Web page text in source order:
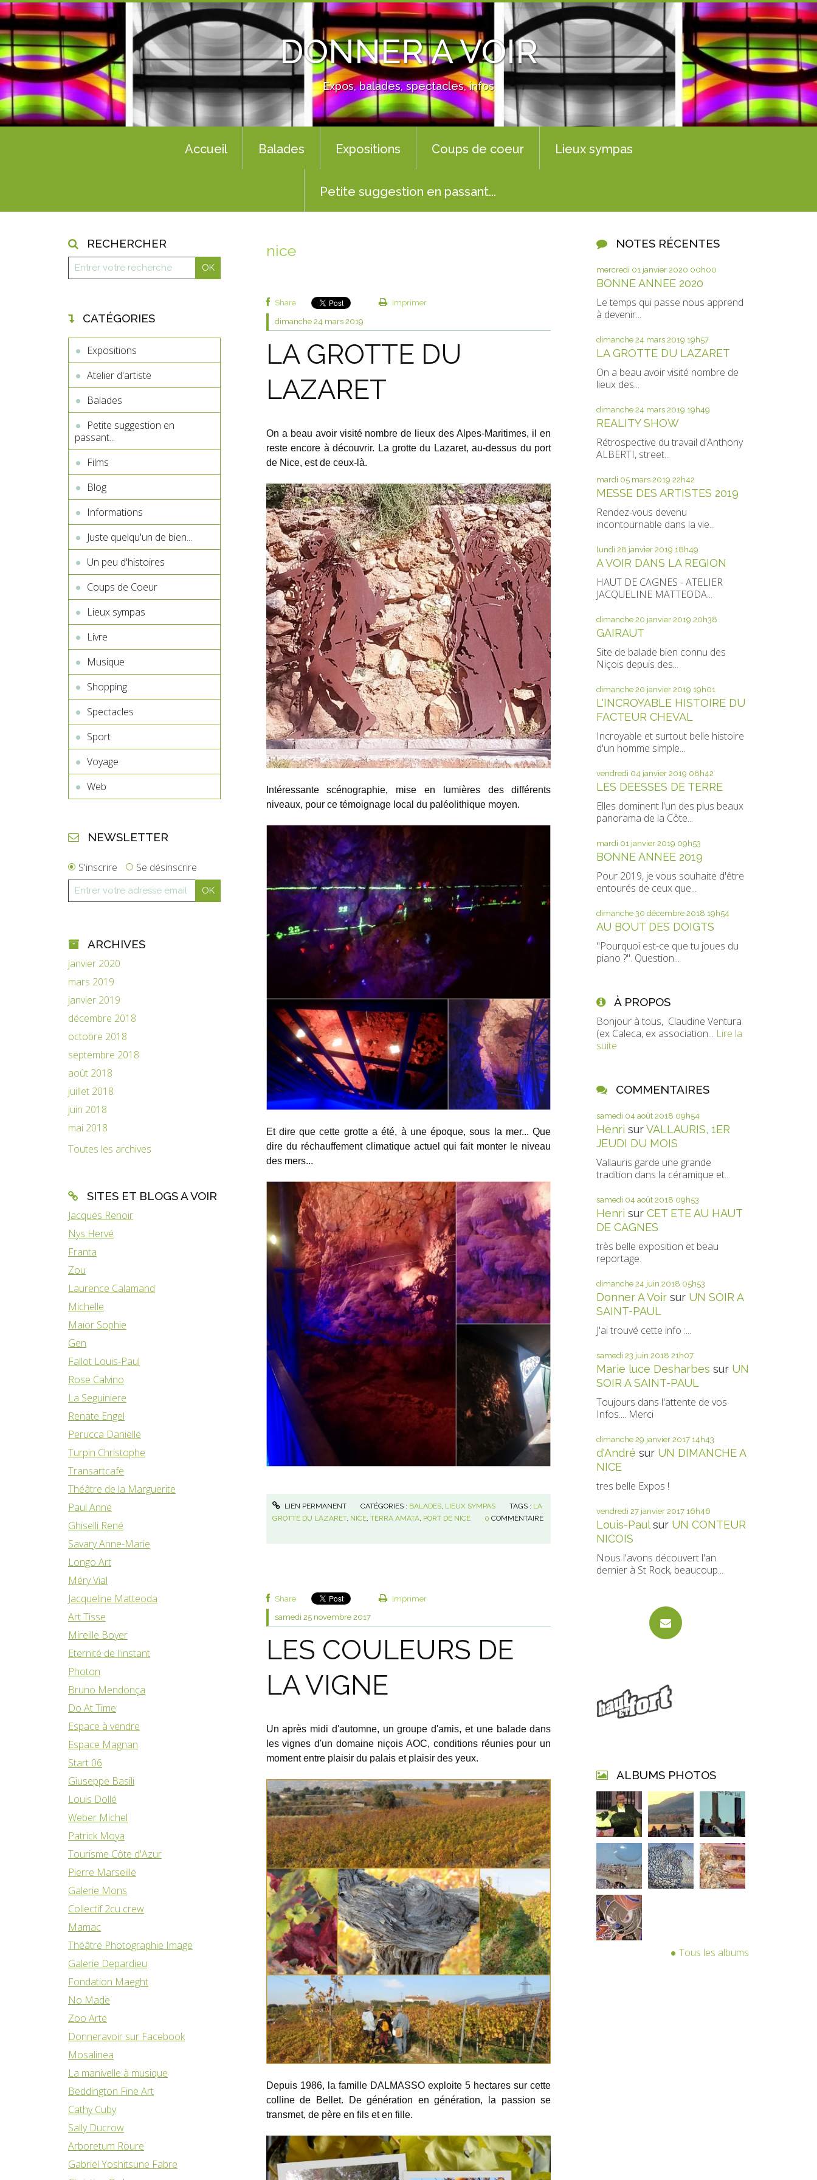
DONNER A VOIR
Expos, balades, spectacles, infos
Accueil Balades Expositions Coups de coeur Lieux sympas
Petite suggestion en passant...
RECHERCHER
CATÉGORIES
Expositions
Atelier d'artiste
Balades
Petite suggestion en
passant...
Films
Blog
Informations
Juste quelqu'un de bien...
Un peu d'histoires
Coups de Coeur
Lieux sympas
Livre
Musique
Shopping
Spectacles
Sport
Voyage
Web
NEWSLETTER
S'inscrire Se désinscrire
ARCHIVES
janvier 2020
mars 2019
janvier 2019
décembre 2018
octobre 2018
septembre 2018
août 2018
juillet 2018
juin 2018
mai 2018
Toutes les archives
SITES ET BLOGS A VOIR
Jacques Renoir
Nys Hervé
Franta
Zou
Laurence Calamand
Michelle
Maïor Sophie
Gen
Fallot Louis-Paul
Rose Calvino
La Seguiniere
Renate Engel
Perucca Danielle
Turpin Christophe
Transartcafe
Théâtre de la Marguerite
Paul Anne
Ghiselli René
Savary Anne-Marie
Longo Art
Méry Vial
Jacqueline Matteoda
Art Tisse
Mireille Boyer
Eternité de l'instant
Photon
Bruno Mendonça
Do At Time
Espace à vendre
Espace Magnan
Start 06
Giuseppe Basili
Louis Dollé
Weber Michel
Patrick Moya
Tourisme Côte d'Azur
Pierre Marseille
Galerie Mons
Collectif 2cu crew
Mamac
Théâtre Photographie Image
Galerie Depardieu
Fondation Maeght
No Made
Zoo Arte
Donneravoir sur Facebook
Mosalinea
La manivelle à musique
Beddington Fine Art
Cathy Cuby
Sally Ducrow
Arboretum Roure
Gabriel Yoshitsune Fabre
nice
Share Imprimer
dimanche 24 mars 2019
LA GROTTE DU
LAZARET
On a beau avoir visité nombre de lieux des Alpes-Maritimes, il en
reste encore à découvrir. La grotte du Lazaret, au-dessus du port
de Nice, est de ceux-là.
Intéressante scénographie, mise en lumières des différents
niveaux, pour ce témoignage local du paléolithique moyen.
Et dire que cette grotte a été, à une époque, sous la mer... Que
dire du réchauffement climatique actuel qui fait monter le niveau
des mers...
LIEN PERMANENT CATÉGORIES : BALADES, LIEUX SYMPAS TAGS : LA
GROTTE DU LAZARET, NICE, TERRA AMATA, PORT DE NICE 0 COMMENTAIRE
Share Imprimer
samedi 25 novembre 2017
LES COULEURS DE
LA VIGNE
Un après midi d'automne, un groupe d'amis, et une balade dans
les vignes d'un domaine niçois AOC, conditions réunies pour un
moment entre plaisir du palais et plaisir des yeux.
Depuis 1986, la famille DALMASSO exploite 5 hectares sur cette
colline de Bellet. De génération en génération, la passion se
transmet, de père en fils et en fille.
NOTES RÉCENTES
mercredi 01 janvier 2020 00h00
BONNE ANNEE 2020
Le temps qui passe nous apprend
à devenir...
dimanche 24 mars 2019 19h57
LA GROTTE DU LAZARET
On a beau avoir visité nombre de
lieux des...
dimanche 24 mars 2019 19h49
REALITY SHOW
Rétrospective du travail d'Anthony
ALBERTI, street...
mardi 05 mars 2019 22h42
MESSE DES ARTISTES 2019
Rendez-vous devenu
incontournable dans la vie...
lundi 28 janvier 2019 18h49
A VOIR DANS LA REGION
HAUT DE CAGNES - ATELIER
JACQUELINE MATTEODA...
dimanche 20 janvier 2019 20h38
GAIRAUT
Site de balade bien connu des
Niçois depuis des...
dimanche 20 janvier 2019 19h01
L'INCROYABLE HISTOIRE DU
FACTEUR CHEVAL
Incroyable et surtout belle histoire
d'un homme simple...
vendredi 04 janvier 2019 08h42
LES DEESSES DE TERRE
Elles dominent l'un des plus beaux
panorama de la Côte...
mardi 01 janvier 2019 09h53
BONNE ANNEE 2019
Pour 2019, je vous souhaite d'être
entourés de ceux que...
dimanche 30 décembre 2018 19h54
AU BOUT DES DOIGTS
"Pourquoi est-ce que tu joues du
piano ?". Question...
À PROPOS
Bonjour à tous, Claudine Ventura
(ex Caleca, ex association... Lire la
suite
COMMENTAIRES
samedi 04 août 2018 09h54
Henri surVALLAURIS, 1ER
JEUDI DU MOIS
Vallauris garde une grande
tradition dans la céramique et...
samedi 04 août 2018 09h53
Henri sur CET ETE AU HAUT
DE CAGNES
très belle exposition et beau
reportage.
dimanche 24 juin 2018 05h53
Donner A Voirsur UN SOIR A
SAINT-PAUL
J'ai trouvé cette info :...
samedi 23 juin 2018 21h07
Marie luce Desharbes sur UN
SOIR A SAINT-PAUL
Toujours dans l'attente de vos
Infos.... Merci
dimanche 29 janvier 2017 14h43
d'André sur UN DIMANCHE A
NICE
tres belle Expos !
vendredi 27 janvier 2017 16h46
Louis-Paulsur UN CONTEUR
NICOIS
Nous l'avons découvert l'an
dernier à St Rock, beaucoup...
ALBUMS PHOTOS
Tous les albums